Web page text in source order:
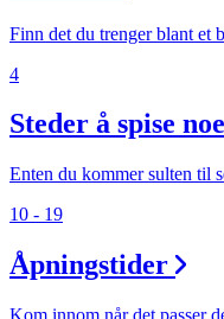
Finn det du trenger blant et
4
Steder å spise
Enten du kommer sulten til
10 - 19
Åpningstider